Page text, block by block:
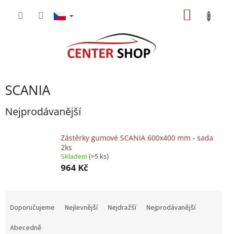
SCANIA
Nejprodávanější
Zástěrky gumové SCANIA 600x400 mm - sada
2ks
Skladem (>5 ks)
964 Kč
Doporučujeme Nejlevnější Nejdražší
Nejprodávanější
Abecedně